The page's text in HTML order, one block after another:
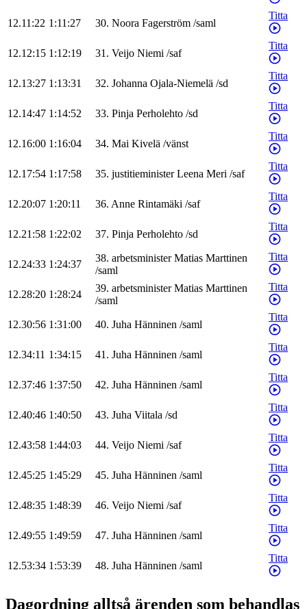
12.11:22 1:11:27 30. Noora Fagerström /saml
Titta
12.12:15 1:12:19 31. Veijo Niemi /saf
Titta
12.13:27 1:13:31 32. Johanna Ojala-Niemelä /sd
Titta
12.14:47 1:14:52 33. Pinja Perholehto /sd
Titta
12.16:00 1:16:04 34. Mai Kivelä /vänst
Titta
12.17:54 1:17:58 35. justitieminister Leena Meri /saf
Titta
12.20:07 1:20:11 36. Anne Rintamäki /saf
Titta
12.21:58 1:22:02 37. Pinja Perholehto /sd
Titta
12.24:33 1:24:37
38. arbetsminister Matias Marttinen
/saml
Titta
12.28:20 1:28:24
39. arbetsminister Matias Marttinen
/saml
Titta
12.30:56 1:31:00 40. Juha Hänninen /saml
Titta
12.34:11 1:34:15 41. Juha Hänninen /saml
Titta
12.37:46 1:37:50 42. Juha Hänninen /saml
Titta
12.40:46 1:40:50 43. Juha Viitala /sd
Titta
12.43:58 1:44:03 44. Veijo Niemi /saf
Titta
12.45:25 1:45:29 45. Juha Hänninen /saml
Titta
12.48:35 1:48:39 46. Veijo Niemi /saf
Titta
12.49:55 1:49:59 47. Juha Hänninen /saml
Titta
12.53:34 1:53:39 48. Juha Hänninen /saml
Titta
Dagordning alltså ärenden som behandlas